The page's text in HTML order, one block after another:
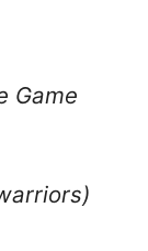
Game